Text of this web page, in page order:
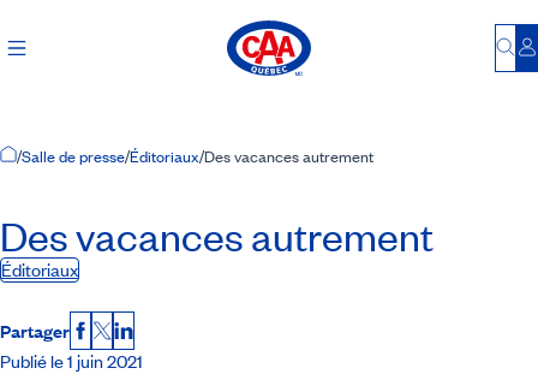
Accueil
/Salle de presse/Éditoriaux/Des vacances autrement
Des vacances autrement
Éditoriaux
Partager Facebook
X LinkedIn
Publié le 1 juin 2021